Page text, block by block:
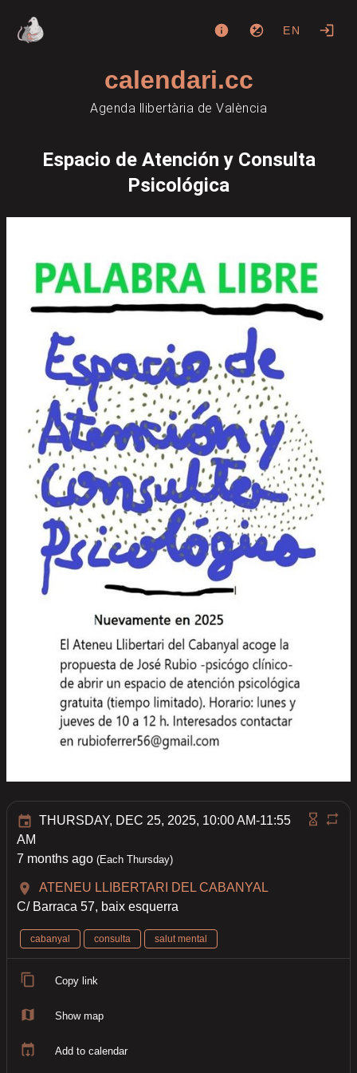
EN
calendari.cc
Agenda llibertària de València
Espacio de Atención y Consulta
Psicológica
THURSDAY, DEC 25, 2025, 10:00 AM-11:55
AM
7 months ago (Each Thursday)
ATENEU LLIBERTARI DEL CABANYAL
C/ Barraca 57, baix esquerra
cabanyal consulta salut mental
Copy link
Show map
Add to calendar